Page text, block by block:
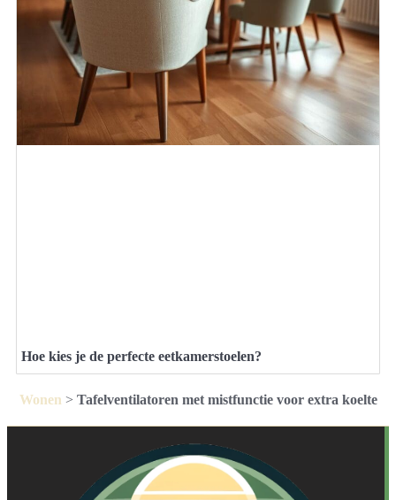
Hoe kies je de perfecte eetkamerstoelen?
Wonen > Tafelventilatoren met mistfunctie voor extra koelte